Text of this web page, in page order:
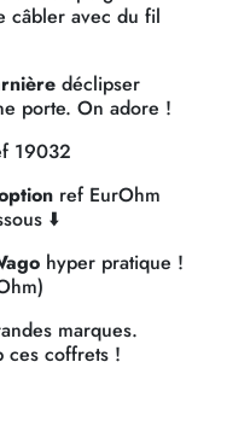
câbler avec du fil
déclipser
porte. On adore !
19032
ref EurOhm
⬇️
hyper pratique !
marques.
ces coffrets !